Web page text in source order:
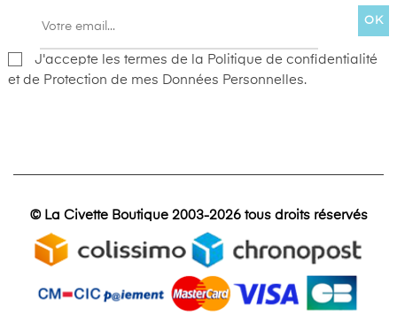
OK
J'accepte les termes de la Politique de confidentialité
et de Protection de mes Données Personnelles.
© La Civette Boutique 2003-2026 tous droits réservés